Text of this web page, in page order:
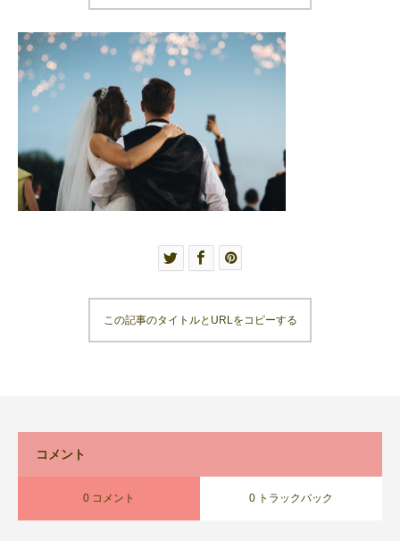
この記事のタイトルとURLをコピーする
コメント
0 コメント 0 トラックバック